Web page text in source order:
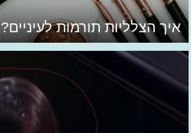
איך הצלליות תורמות לעיניים?